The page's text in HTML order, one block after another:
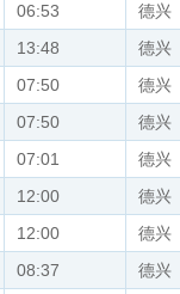
06:53 德兴
13:48 德兴
07:50 德兴
07:50 德兴
07:01 德兴
12:00 德兴
12:00 德兴
08:37 德兴